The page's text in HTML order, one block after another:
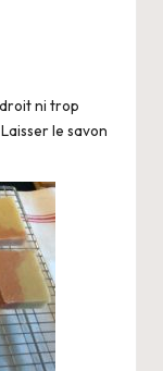
ni trop
le savon